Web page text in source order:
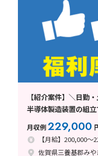
【紹介案件】＼日勤
半導体製造装置の組
月収例229,000
【月給】200,000～
佐賀県三養基郡み